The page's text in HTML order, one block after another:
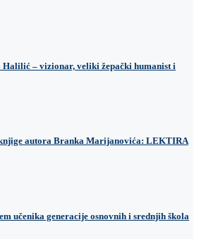
Halilić – vizionar, veliki žepački humanist i
autora Branka Marijanovića: LEKTIRA
učenika generacije osnovnih i srednjih škola